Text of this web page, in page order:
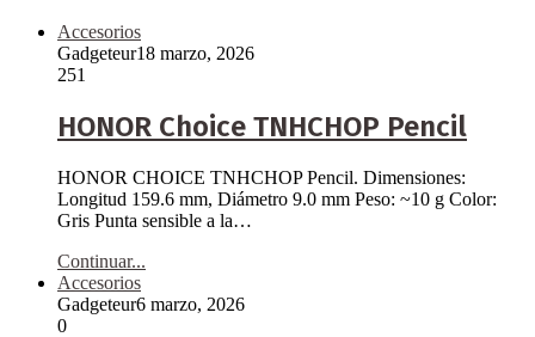
Accesorios
Gadgeteur18 marzo, 2026
251
HONOR Choice TNHCHOP Pencil
HONOR CHOICE TNHCHOP Pencil. Dimensiones:
Longitud 159.6 mm, Diámetro 9.0 mm Peso: ~10 g Color:
Gris Punta sensible a la…
Continuar...
Accesorios
Gadgeteur6 marzo, 2026
0